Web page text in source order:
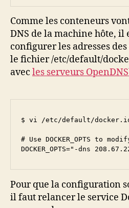
Comme les conteneurs
DNS de la machine hôte, il
configurer les adresses
le fichier /etc/default/
avec les serveurs OpenDNS
$ vi /etc/default/
# Use DOCKER_OPTS to
Pour que la configuration
il faut relancer le service